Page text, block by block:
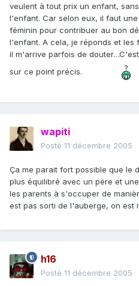
veulent à tout prix un enfant,
l'enfant. Car selon eux, il faut
féminin pour contribuer au bon
l'enfant. A cela, je réponds et les
il m'arrive parfois de
sur ce point précis.
wapiti
Posté 11 décembre 2005
Ça me parait fort possible que le
plus équilibré avec un père et
les parents à s'occuper de
est pas sorti de l'auberge, on est
h16
Posté 11 décembre 2005